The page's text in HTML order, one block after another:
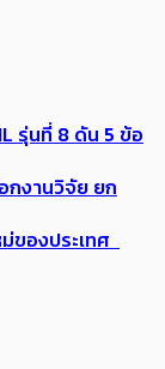
รุ่นที่ 8 ดัน 5 ข้อ
กงานวิจัย ยก
ของประเทศ